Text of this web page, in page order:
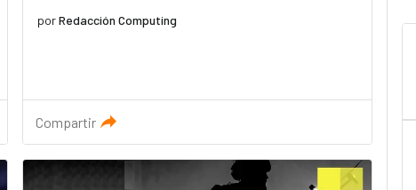
porRedacción Computing
Compartir